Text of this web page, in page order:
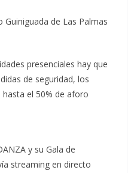
de Las Palmas
presenciales hay que
de seguridad, los
el 50% de aforo
y su Gala de
streaming en directo